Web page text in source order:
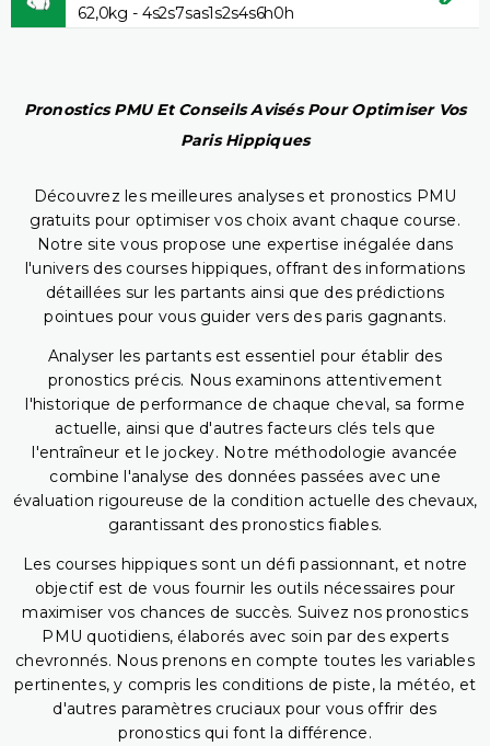
62,0kg - 4s2s7sas1s2s4s6h0h
Pronostics PMU Et Conseils Avisés Pour Optimiser Vos
Paris Hippiques
Découvrez les meilleures analyses et pronostics PMU
gratuits pour optimiser vos choix avant chaque course.
Notre site vous propose une expertise inégalée dans
l'univers des courses hippiques, offrant des informations
détaillées sur les partants ainsi que des prédictions
pointues pour vous guider vers des paris gagnants.
Analyser les partants est essentiel pour établir des
pronostics précis. Nous examinons attentivement
l'historique de performance de chaque cheval, sa forme
actuelle, ainsi que d'autres facteurs clés tels que
l'entraîneur et le jockey. Notre méthodologie avancée
combine l'analyse des données passées avec une
évaluation rigoureuse de la condition actuelle des chevaux,
garantissant des pronostics fiables.
Les courses hippiques sont un défi passionnant, et notre
objectif est de vous fournir les outils nécessaires pour
maximiser vos chances de succès. Suivez nos pronostics
PMU quotidiens, élaborés avec soin par des experts
chevronnés. Nous prenons en compte toutes les variables
pertinentes, y compris les conditions de piste, la météo, et
d'autres paramètres cruciaux pour vous offrir des
pronostics qui font la différence.